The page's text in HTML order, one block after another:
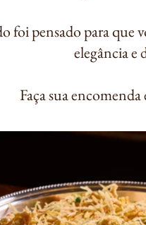
foi pensado para que
elegância e
Faça sua